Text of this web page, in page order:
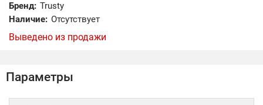
Бренд: Trusty
Наличие: Отсутствует
Выведено из продажи
Параметры